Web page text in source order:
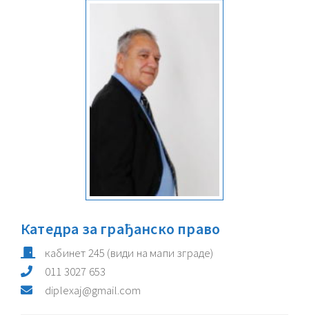
Катедра за грађанско право
кабинет245 (види на мапи зграде)
011 3027 653
diplexaj@gmail.com